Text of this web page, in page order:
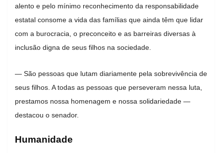
alento e pelo mínimo reconhecimento da responsabilidade
estatal consome a vida das famílias que ainda têm que lidar
com a burocracia, o preconceito e as barreiras diversas à
inclusão digna de seus filhos na sociedade.
— São pessoas que lutam diariamente pela sobrevivência de
seus filhos. A todas as pessoas que perseveram nessa luta,
prestamos nossa homenagem e nossa solidariedade —
destacou o senador.
Humanidade